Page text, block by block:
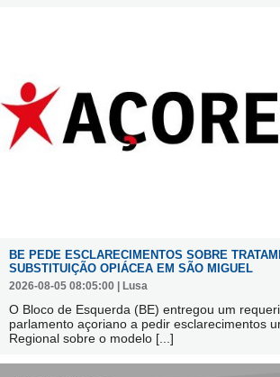
BE PEDE ESCLARECIMENTOS SOBRE
SUBSTITUIÇÃO OPIÁCEA EM SÃO MIGUEL
2026-08-05 08:05:00 | Lusa
O Bloco de Esquerda (BE) entregou um
parlamento açoriano a pedir esclarecimentos
Regional sobre o modelo [...]